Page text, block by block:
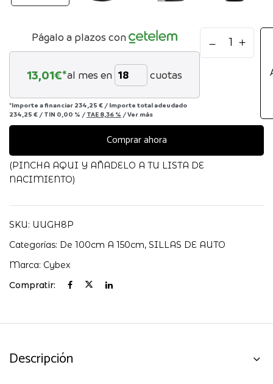
Págalo a plazos con
13,01€*al mes en cuotas
*Importe a financiar 234,25 € / Importe total adeudado
234,25 € / TIN 0,00 % / TAE 8,36 % /Ver más
cantidad
Comprar ahora
(PINCHA AQUI Y AÑADELO A TU LISTA DE
NACIMIENTO)
SKU: UUGH8P
Categorías: De 100cm A 150cm, SILLAS DE AUTO
Marca: Cybex
Compratir:
Descripción